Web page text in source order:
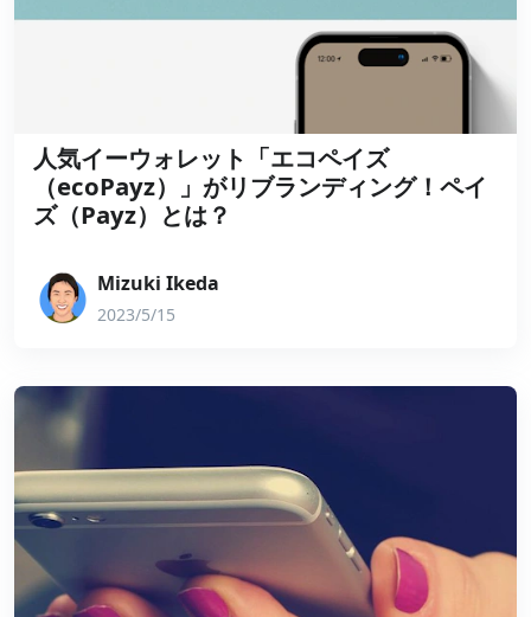
人気イーウォレット「エコペイズ
（ecoPayz）」がリブランディング！ペイ
ズ（Payz）とは？
Mizuki Ikeda
2023/5/15